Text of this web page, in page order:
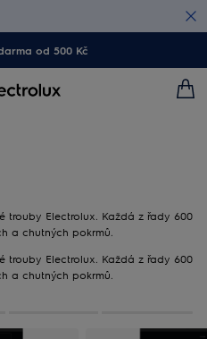
od 500 Kč
trouby Electrolux. Každá z řady 600
a chutných pokrmů.
trouby Electrolux. Každá z řady 600
a chutných pokrmů.